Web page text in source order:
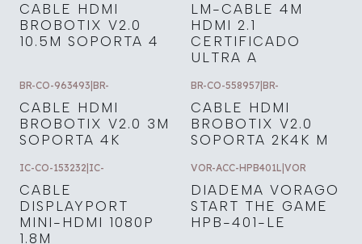
CABLE HDMI
BROBOTIX V2.0
10.5M SOPORTA 4
LM-CABLE 4M
HDMI 2.1
CERTIFICADO
ULTRA A
BR-CO-963493 BR-
CABLE HDMI
BROBOTIX V2.0 3M
SOPORTA 4K
BR-CO-558957 BR-
CABLE HDMI
BROBOTIX V2.0
SOPORTA 2K4K M
IC-CO-153232 IC-
CABLE
DISPLAYPORT
MINI-HDMI 1080P
1.8M
VOR-ACC-HPB401L VOR
DIADEMA VORAGO
START THE GAME
HPB-401-LE